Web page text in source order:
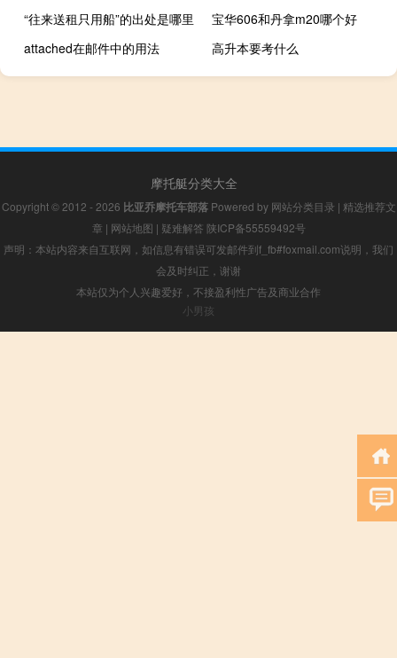
“往来送租只用船”的出处是哪里
宝华606和丹拿m20哪个好
attached在邮件中的用法
高升本要考什么
摩托艇分类大全
Copyright © 2012 - 2026 比亚乔摩托车部落Powered by 网站分类目录 | 精选推荐文
章 | 网站地图 | 疑难解答 陕ICP备55559492号
声明：本站内容来自互联网，如信息有错误可发邮件到f_fb#foxmail.com说明，我们
会及时纠正，谢谢
本站仅为个人兴趣爱好，不接盈利性广告及商业合作
小男孩